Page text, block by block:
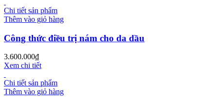
Chi tiết sản phẩm
Thêm vào giỏ hàng
Công thức điều trị nám cho da dầu
3.600.000₫
Xem chi tiết
Chi tiết sản phẩm
Thêm vào giỏ hàng